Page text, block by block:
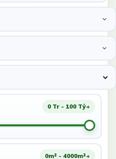
0 Tr - 100 Tỷ+
0m² - 4000m²+